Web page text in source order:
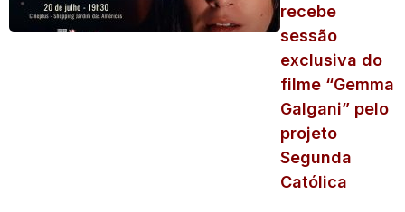
recebe
sessão
exclusiva do
filme “Gemma
Galgani” pelo
projeto
Segunda
Católica